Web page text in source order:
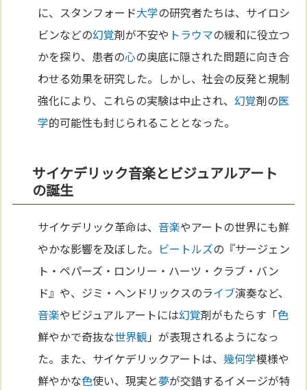
に、スタンフォード大学の研究者たちは、サイロシ
ビンなどの幻覚剤が不安や トラウマの緩和に役立つ
かを探り、患者の心の奥底に隠された問題に向き合
わせる効果を研究した。しかし、社会の反発と規制
強化により、これらの実験は中止され、幻覚剤の医
学的可能性も封じられることとなった。
サイケデリック音楽とビジュアルアート
の誕生
サイケデリック革命は、音楽やアートの世界にも鮮
やかな影響を及ぼした。 ビートルズの『サージェン
ト・ペパーズ・ロンリー・ハーツ・クラブ・バン
ド』や、ジミ・ヘンドリックスのライブ演奏など、
音楽やビジュアルアートには幻覚剤がもたらす「色
鮮やかで奇抜な世界観 」が表現されるようになっ
た。また、サイケデリックアートは、幾何学模様や
鮮やかな色使い、現実と夢が交錯するイメージが特